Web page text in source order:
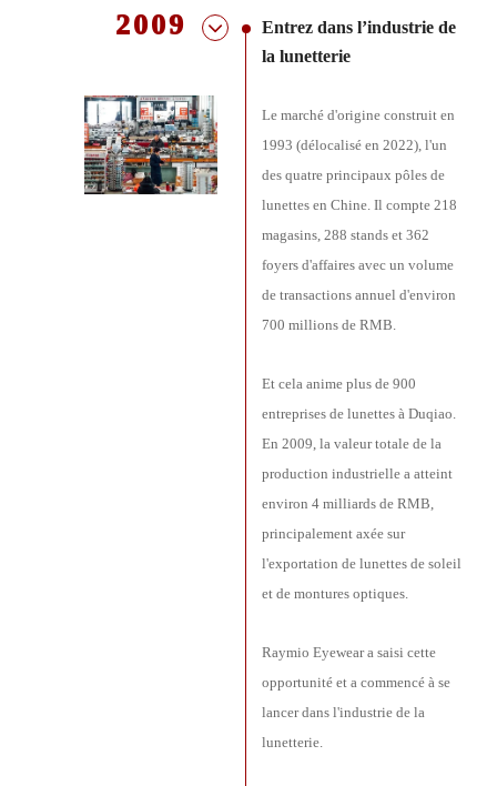
2009
Entrez dans l’industrie de
la lunetterie
Le marché d'origine construit en
1993 (délocalisé en 2022), l'un
des quatre principaux pôles de
lunettes en Chine. Il compte 218
magasins, 288 stands et 362
foyers d'affaires avec un volume
de transactions annuel d'environ
700 millions de RMB.
Et cela anime plus de 900
entreprises de lunettes à Duqiao.
En 2009, la valeur totale de la
production industrielle a atteint
environ 4 milliards de RMB,
principalement axée sur
l'exportation de lunettes de soleil
et de montures optiques.
Raymio Eyewear a saisi cette
opportunité et a commencé à se
lancer dans l'industrie de la
lunetterie.